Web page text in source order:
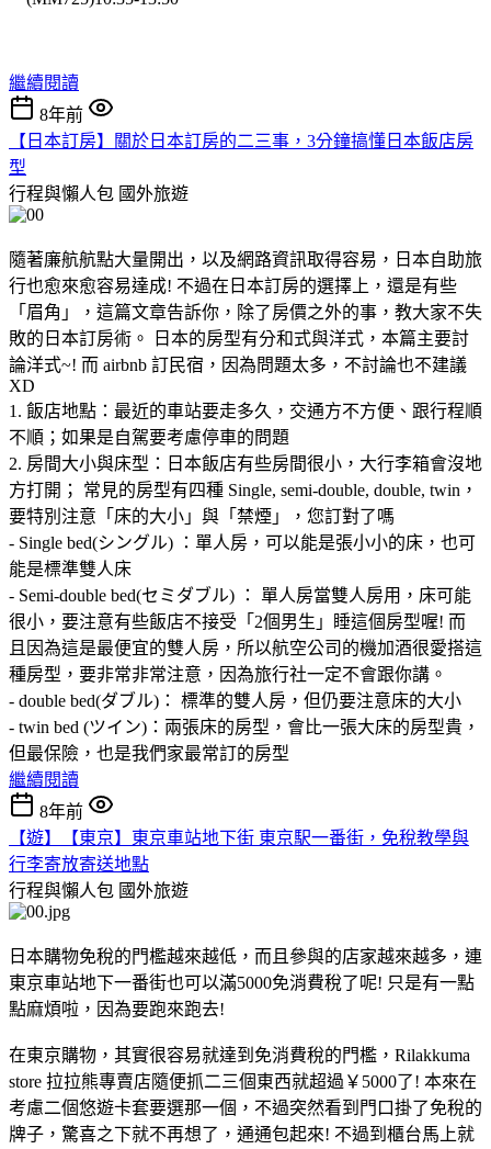
繼續閱讀
8年前
【日本訂房】關於日本訂房的二三事，3分鐘搞懂日本飯店房
型
行程與懶人包 國外旅遊
隨著廉航航點大量開出，以及網路資訊取得容易，日本自助旅
行也愈來愈容易達成! 不過在日本訂房的選擇上，還是有些
「眉角」，這篇文章告訴你，除了房價之外的事，教大家不失
敗的日本訂房術。 日本的房型有分和式與洋式，本篇主要討
論洋式~! 而 airbnb 訂民宿，因為問題太多，不討論也不建議
XD
1. 飯店地點：最近的車站要走多久，交通方不方便、跟行程順
不順；如果是自駕要考慮停車的問題
2. 房間大小與床型：日本飯店有些房間很小，大行李箱會沒地
方打開； 常見的房型有四種 Single, semi-double, double, twin，
要特別注意「床的大小」與「禁煙」，您訂對了嗎
- Single bed(シングル) ：單人房，可以能是張小小的床，也可
能是標準雙人床
- Semi-double bed(セミダブル) ： 單人房當雙人房用，床可能
很小，要注意有些飯店不接受「2個男生」睡這個房型喔! 而
且因為這是最便宜的雙人房，所以航空公司的機加酒很愛搭這
種房型，要非常非常注意，因為旅行社一定不會跟你講。
- double bed(ダブル)： 標準的雙人房，但仍要注意床的大小
- twin bed (ツイン)：兩張床的房型，會比一張大床的房型貴，
但最保險，也是我們家最常訂的房型
繼續閱讀
8年前
【遊】【東京】東京車站地下街 東京駅一番街，免稅教學與
行李寄放寄送地點
行程與懶人包 國外旅遊
日本購物免稅的門檻越來越低，而且參與的店家越來越多，連
東京車站地下一番街也可以滿5000免消費稅了呢! 只是有一點
點麻煩啦，因為要跑來跑去!
在東京購物，其實很容易就達到免消費稅的門檻，Rilakkuma
store 拉拉熊專賣店隨便抓二三個東西就超過￥5000了! 本來在
考慮二個悠遊卡套要選那一個，不過突然看到門口掛了免稅的
牌子，驚喜之下就不再想了，通通包起來! 不過到櫃台馬上就